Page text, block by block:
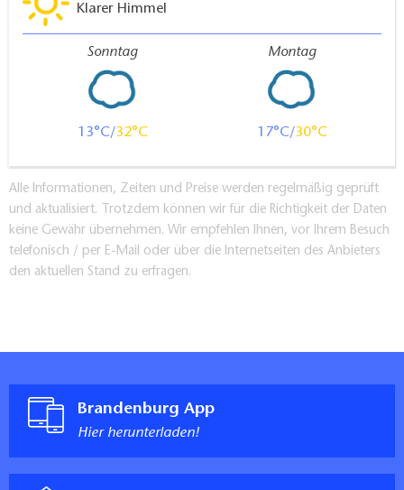
Klarer Himmel
Sonntag
13 32
Montag
17 30
Alle Informationen, Zeiten und Preise werden regelmäßig geprüft
und aktualisiert. Trotzdem können wir für die Richtigkeit der Daten
keine Gewähr übernehmen. Wir empfehlen Ihnen, vor Ihrem Besuch
telefonisch / per E-Mail oder über die Internetseiten des Anbieters
den aktuellen Stand zu erfragen.
Brandenburg App
Hier herunterladen!